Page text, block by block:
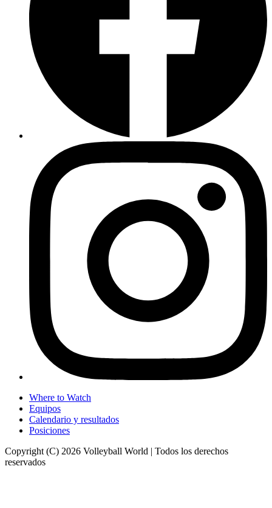
Where to Watch
Equipos
Calendario y resultados
Posiciones
Copyright (C) 2026 Volleyball World | Todos los derechos
reservados